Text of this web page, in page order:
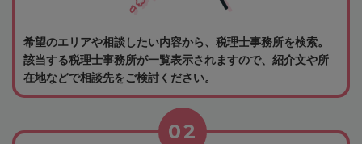
希望のエリアや相談したい内容から、税理士事務所を検索。
該当する税理士事務所が一覧表示されますので、紹介文や所
在地などで相談先をご検討ください。
02